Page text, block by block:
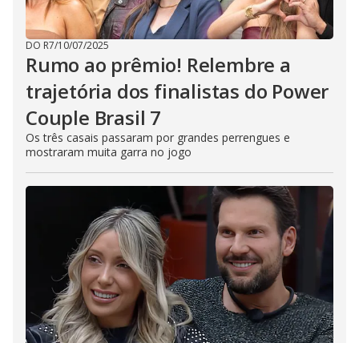
DO R7/10/07/2025
Rumo ao prêmio! Relembre a
trajetória dos finalistas do Power
Couple Brasil 7
Os três casais passaram por grandes perrengues e
mostraram muita garra no jogo